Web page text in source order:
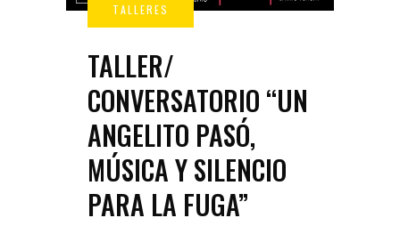
TALLER/
CONVERSATORIO “UN
ANGELITO PASÓ,
MÚSICA Y SILENCIO
PARA LA FUGA”